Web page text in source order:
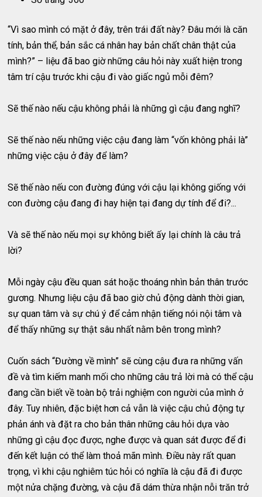
“Vì sao mình có mặt ở đây, trên trái đất này? Đâu mới là căn
tính, bản thể, bản sắc cá nhân hay bản chất chân thật của
mình?” – liệu đã bao giờ những câu hỏi này xuất hiện trong
tâm trí cậu trước khi cậu đi vào giấc ngủ mỗi đêm?
Sẽ thế nào nếu cậu không phải là những gì cậu đang nghĩ?
Sẽ thế nào nếu những việc cậu đang làm “vốn không phải là”
những việc cậu ở đây để làm?
Sẽ thế nào nếu con đường đúng với cậu lại không giống với
con đường cậu đang đi hay hiện tại đang dự tính để đi?...
Và sẽ thế nào nếu mọi sự không biết ấy lại chính là câu trả
lời?
Mỗi ngày cậu đều quan sát hoặc thoáng nhìn bản thân trước
gương. Nhưng liệu cậu đã bao giờ chủ động dành thời gian,
sự quan tâm và sự chú ý để cảm nhận tiếng nói nội tâm và
để thấy những sự thật sâu nhất nằm bên trong mình?
Cuốn sách “Đường về mình” sẽ cùng cậu đưa ra những vấn
đề và tìm kiếm manh mối cho những câu trả lời mà có thể cậu
đang cần biết về toàn bộ trải nghiệm con người của mình ở
đây. Tuy nhiên, đặc biệt hơn cả vẫn là việc cậu chủ động tự
phản ánh và đặt ra cho bản thân những câu hỏi dựa vào
những gì cậu đọc được, nghe được và quan sát được để đi
đến kết luận có thể làm thoả mãn mình. Điều này rất quan
trọng, vì khi cậu nghiêm túc hỏi có nghĩa là cậu đã đi được
một nửa chặng đường, và cậu đã dám thừa nhận nỗi trăn trở